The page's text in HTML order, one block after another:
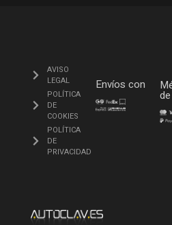
AVISO
LEGAL
POLÍTICA
DE
COOKIES
POLÍTICA
DE
PRIVACIDAD
Envíos con